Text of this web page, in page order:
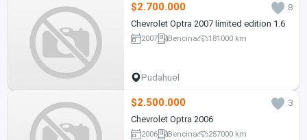
$2.700.000
8
Chevrolet Optra 2007 límited edition 1.6
2007 Bencina 181000 km
Pudahuel
$2.500.000
3
Chevrolet Optra 2006
2006 Bencina 257000 km